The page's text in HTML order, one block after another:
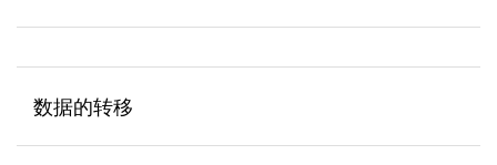
数据的转移